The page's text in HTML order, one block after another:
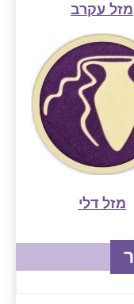
מזל עקרב
מזל דלי